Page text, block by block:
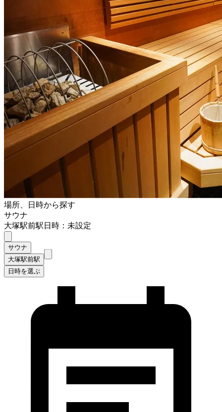
場所、日時から探す
サウナ
大塚駅前駅日時：未設定
サウナ
大塚駅前駅
日時を選ぶ